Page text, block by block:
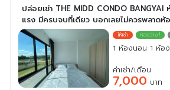
ปล่อยเช่า THE MIDD CONDO BANGYAI
แรง มีครบจบที่เดียว บอกเลยไม่ควรพลาดห้
1 ห้องนอน 1 ห้อง
ค่าเช่า/เดือน
7,000 บาท